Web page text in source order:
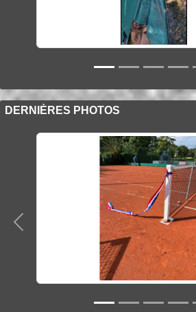
DERNIÈRES PHOTOS
Précedent